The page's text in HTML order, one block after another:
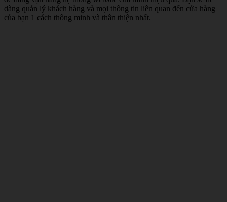
dàng quản lý khách hàng và mọi thông tin liên quan đến cửa hàng
của bạn 1 cách thông minh và thân thiện nhất.